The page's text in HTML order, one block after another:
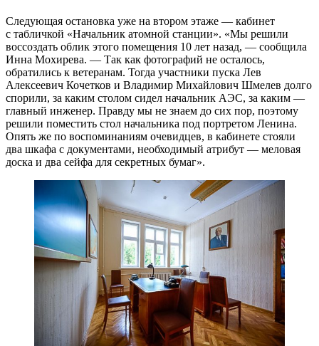
Следующая остановка уже на втором этаже — кабинет
с табличкой «Начальник атомной станции». «Мы решили
воссоздать облик этого помещения 10 лет назад, — сообщила
Инна Мохирева. — Так как фотографий не осталось,
обратились к ветеранам. Тогда участники пуска Лев
Алексеевич Кочетков и Владимир Михайлович Шмелев долго
спорили, за каким столом сидел начальник АЭС, за каким —
главный инженер. Правду мы не знаем до сих пор, поэтому
решили поместить стол начальника под портретом Ленина.
Опять же по воспоминаниям очевидцев, в кабинете стояли
два шкафа с документами, необходимый атрибут — меловая
доска и два сейфа для секретных бумаг».